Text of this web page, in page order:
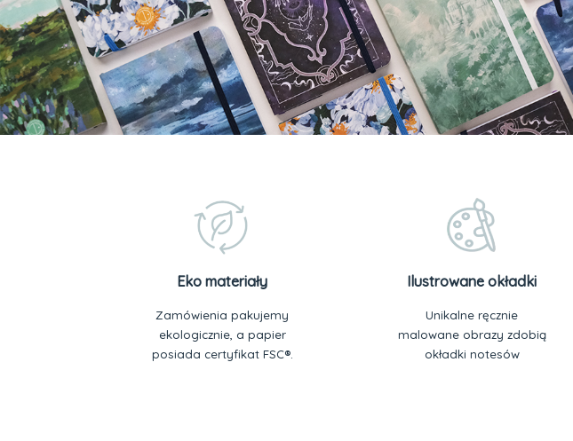
Eko materiały
Zamówienia pakujemy
ekologicznie, a papier
posiada certyfikat FSC®.
Ilustrowane okładki
Unikalne ręcznie
malowane obrazy zdobią
okładki notesów